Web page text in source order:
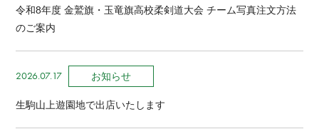
令和8年度 金鷲旗・玉竜旗高校柔剣道大会 チーム写真注文方法
のご案内
2026.07.17 お知らせ
生駒山上遊園地で出店いたします